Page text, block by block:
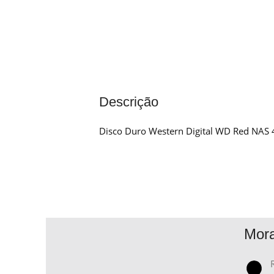
Descrição
Disco Duro Western Digital WD Red